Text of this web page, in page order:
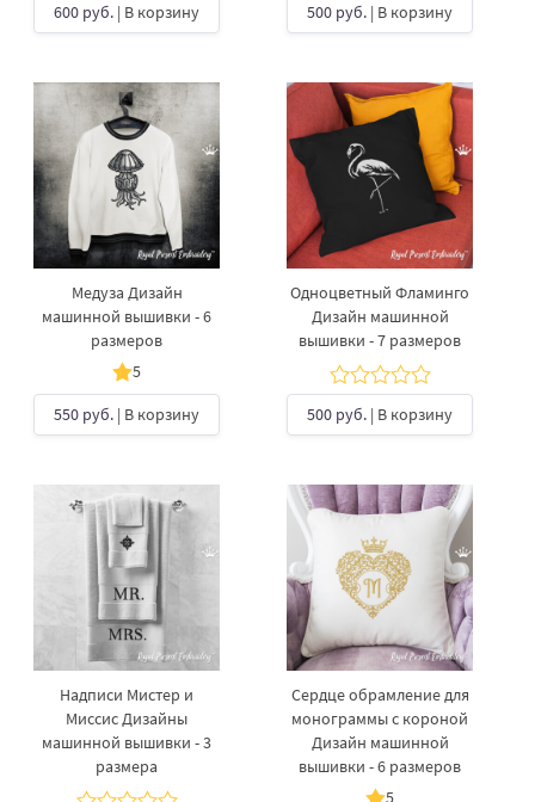
600 руб. | В корзину 500 руб. | В корзину
Медуза Дизайн
машинной вышивки - 6
размеров
5
550 руб. | В корзину
Одноцветный Фламинго
Дизайн машинной
вышивки - 7 размеров
500 руб. | В корзину
Надписи Мистер и
Миссис Дизайны
машинной вышивки - 3
размера
Сердце обрамление для
монограммы с короной
Дизайн машинной
вышивки - 6 размеров
5